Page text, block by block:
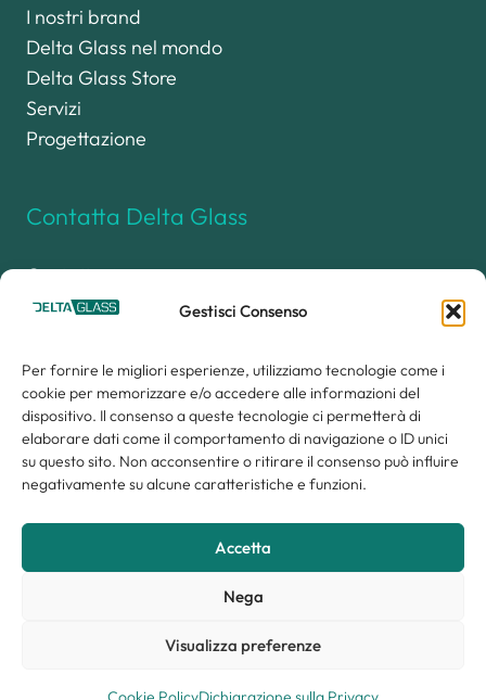
Gestisci Consenso
Per fornire le migliori esperienze, utilizziamo tecnologie come i
cookie per memorizzare e/o accedere alle informazioni del
dispositivo. Il consenso a queste tecnologie ci permetterà di
elaborare dati come il comportamento di navigazione o ID unici
su questo sito. Non acconsentire o ritirare il consenso può influire
negativamente su alcune caratteristiche e funzioni.
Accetta
Nega
Visualizza preferenze
I nostri brand
Delta Glass nel mondo
Delta Glass Store
Servizi
Progettazione
Contatta Delta Glass
Contattaci
Lavora con noi
Privacy Policy
Cookie Policy
P. Iva 03702020268
Via del Commercio 2
31020 San Polo di Piave
Treviso | ITALIA